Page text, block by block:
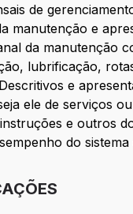
de
manutenção e
da manutenção
lubrificação,
e
ele de serviços
e outros
do